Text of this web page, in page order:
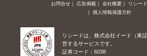
お問合せ 広告掲載 会社概要
リシー
個人情報保護方針
リシードは、株式会社イード（東
営するサービスです。
証券コード：6038